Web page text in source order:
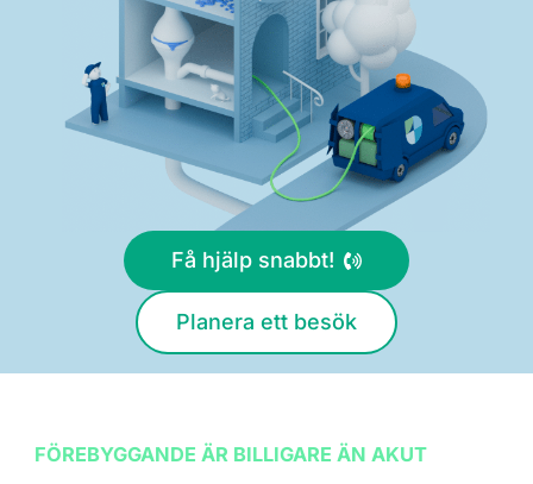
Få hjälp snabbt!
Planera ett besök
FÖREBYGGANDE ÄR BILLIGARE ÄN AKUT